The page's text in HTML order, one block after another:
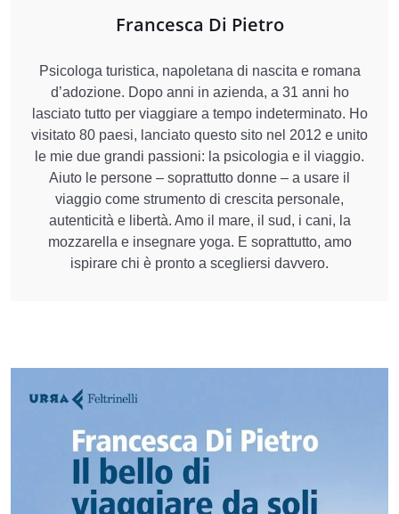
Francesca Di Pietro
Psicologa turistica, napoletana di nascita e romana
d’adozione. Dopo anni in azienda, a 31 anni ho
lasciato tutto per viaggiare a tempo indeterminato. Ho
visitato 80 paesi, lanciato questo sito nel 2012 e unito
le mie due grandi passioni: la psicologia e il viaggio.
Aiuto le persone – soprattutto donne – a usare il
viaggio come strumento di crescita personale,
autenticità e libertà. Amo il mare, il sud, i cani, la
mozzarella e insegnare yoga. E soprattutto, amo
ispirare chi è pronto a scegliersi davvero.